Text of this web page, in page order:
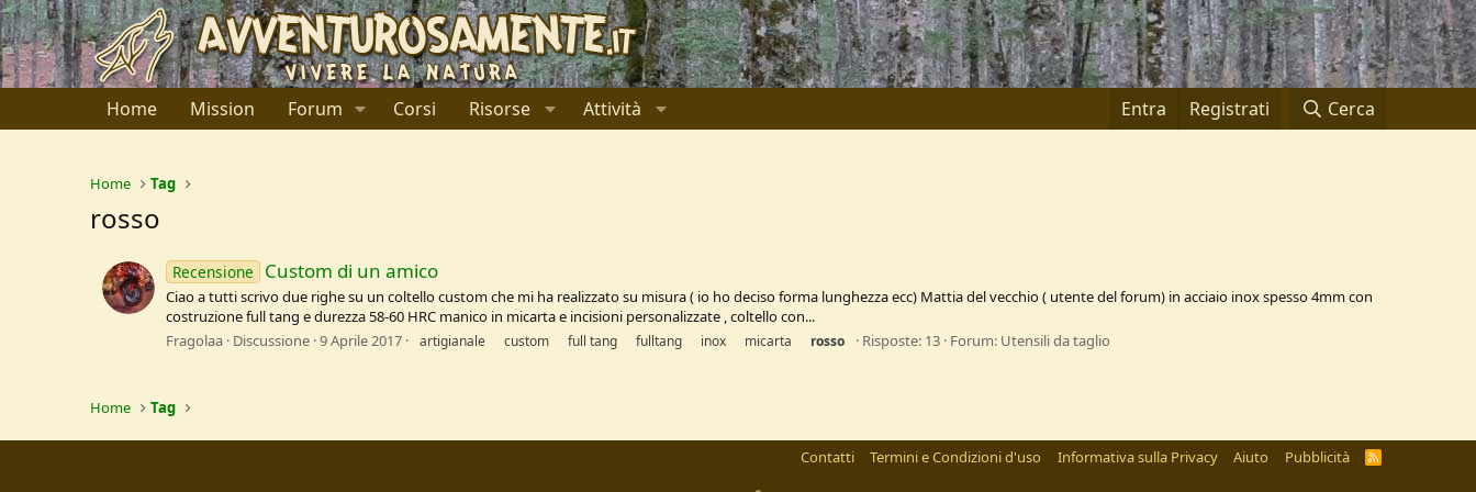
Home Mission Forum Corsi Risorse Attività Entra Registrati Cerca
Home Tag
rosso
Recensione Custom di un amico
Ciao a tutti scrivo due righe su un coltello custom che mi ha realizzato su misura ( io ho deciso forma lunghezza ecc) Mattia del vecchio ( utente del forum) in acciaio inox spesso 4mm con
costruzione full tang e durezza 58-60 HRC manico in micarta e incisioni personalizzate , coltello con...
Fragolaa Discussione 9 Aprile 2017 artigianale custom full tang fulltang inox micarta rosso Risposte: 13 Forum: Utensili da taglio
Home Tag
Contatti Termini e Condizioni d'uso Informativa sulla Privacy Aiuto Pubblicità
R